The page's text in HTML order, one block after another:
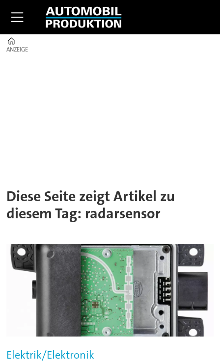
ANZEIGE
ANZEIGE
Diese Seite zeigt Artikel zu
diesem Tag: radarsensor
Elektrik/Elektronik